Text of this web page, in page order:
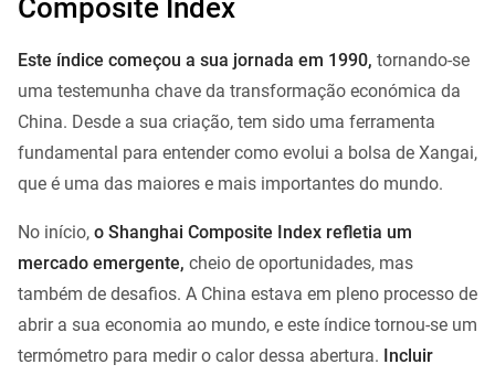
Composite Index
Este índice começou a sua jornada em 1990, tornando-se
uma testemunha chave da transformação económica da
China. Desde a sua criação, tem sido uma ferramenta
fundamental para entender como evolui a bolsa de Xangai,
que é uma das maiores e mais importantes do mundo.
No início, o Shanghai Composite Index refletia um
mercado emergente, cheio de oportunidades, mas
também de desafios. A China estava em pleno processo de
abrir a sua economia ao mundo, e este índice tornou-se um
termómetro para medir o calor dessa abertura. Incluir